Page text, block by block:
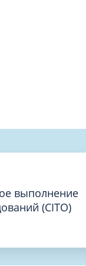
и
выполнение
(CITO)